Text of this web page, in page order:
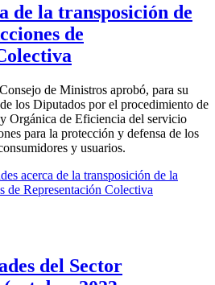
de la transposición de
de
de Ministros aprobó, para su
los Diputados por el procedimiento de
Orgánica de Eficiencia del servicio
para la protección y defensa de los
y usuarios.
acerca de la transposición de la
de Representación Colectiva
del Sector